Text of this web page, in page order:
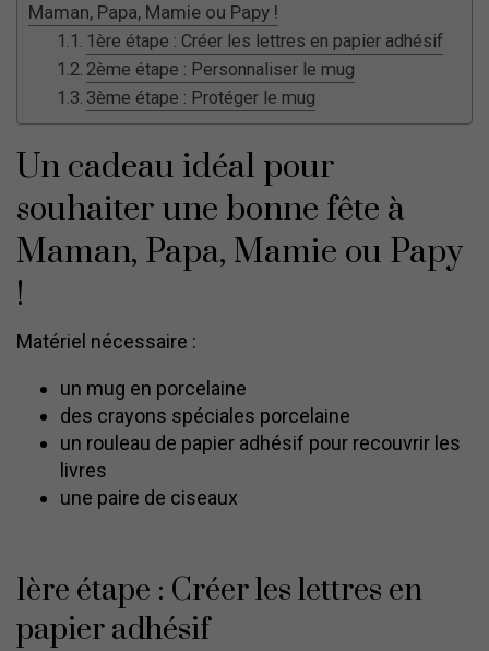
Maman, Papa, Mamie ou Papy !
1ère étape : Créer les lettres en papier adhésif
2ème étape : Personnaliser le mug
3ème étape : Protéger le mug
Un cadeau idéal pour
souhaiter une bonne fête à
Maman, Papa, Mamie ou Papy
!
Matériel nécessaire :
un mug en porcelaine
des crayons spéciales porcelaine
un rouleau de papier adhésif pour recouvrir les
livres
une paire de ciseaux
1ère étape : Créer les lettres en
papier adhésif